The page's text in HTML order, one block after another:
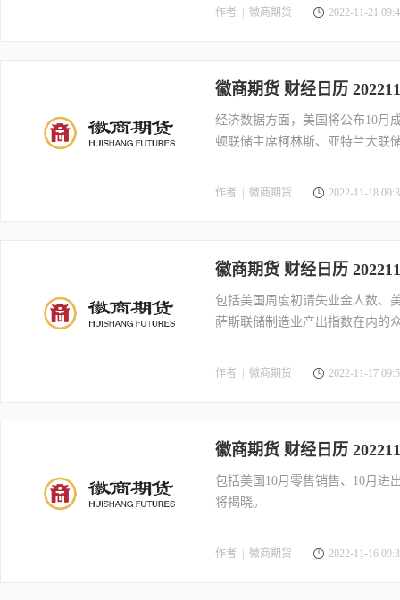
作者 | 徽商期货 2022-11-21
徽商期货 财经日历
经济数据方面，美国将公布10月
顿联储主席柯林斯、亚特兰大联
作者 | 徽商期货 2022-11-18
徽商期货 财经日历
包括美国周度初请失业金人数、
萨斯联储制造业产出指数在内的
作者 | 徽商期货 2022-11-17
徽商期货 财经日历
包括美国10月零售销售、10月进
将揭晓。
作者 | 徽商期货 2022-11-16